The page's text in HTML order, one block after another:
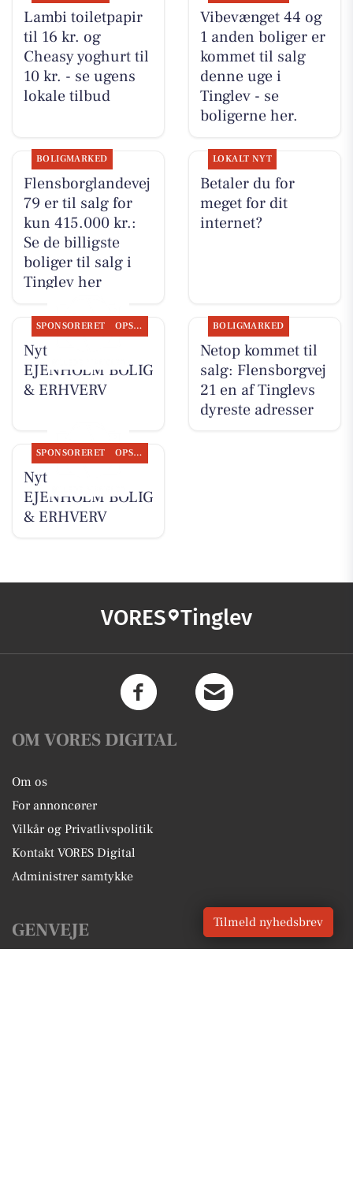
Lambi toiletpapir
til 16 kr. og
Cheasy yoghurt til
10 kr. - se ugens
lokale tilbud
Vibevænget 44 og
1 anden boliger er
kommet til salg
denne uge i
Tinglev - se
boligerne her.
BOLIGMARKED
Flensborglandevej
79 er til salg for
kun 415.000 kr.:
Se de billigste
boliger til salg i
Tinglev her
LOKALT NYT
Betaler du for
meget for dit
internet?
SPONSORERET OPSLAGSTAVLEN
Nyt fra
EJENHOLM BOLIG
& ERHVERV
BOLIGMARKED
Netop kommet til
salg: Flensborgvej
21 en af Tinglevs
dyreste adresser
SPONSORERET OPSLAGSTAVLEN
Nyt fra
EJENHOLM BOLIG
& ERHVERV
VORES Tinglev
OM VORES DIGITAL
Om os
For annoncører
Vilkår og Privatlivspolitik
Kontakt VORES Digital
Administrer samtykke
GENVEJE Tilmeld nyhedsbrev